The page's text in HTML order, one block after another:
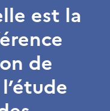
est la
de